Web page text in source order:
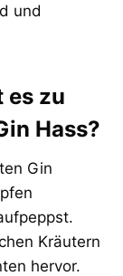
und
es zu
Hass?
Gin
Kräutern
hervor.